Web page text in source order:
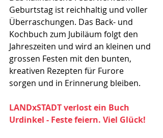
Geburtstag ist reichhaltig und voller
Überraschungen. Das Back- und
Kochbuch zum Jubiläum folgt den
Jahreszeiten und wird an kleinen und
grossen Festen mit den bunten,
kreativen Rezepten für Furore
sorgen und in Erinnerung bleiben.
LANDxSTADT verlost ein Buch
Urdinkel - Feste feiern. Viel Glück!